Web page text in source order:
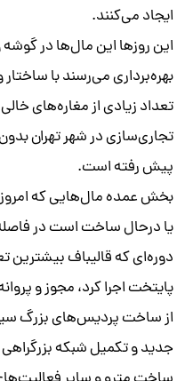
ایجاد می‌کنند.
این روزها این مال‌ها در
بهره‌برداری می‌رسند با
تعداد زیادی از مغاره‌های
تجاری‌سازی در شهر تهران
پیش رفته است.
بخش عمده مال‌هایی که امروز
دوره‌ای که قالیباف بیشترین
پایتخت اجرا کرد، مجوز و
از ساخت پردیس‌های بزرگ
جدید و تکمیل شبکه بزرگراهی